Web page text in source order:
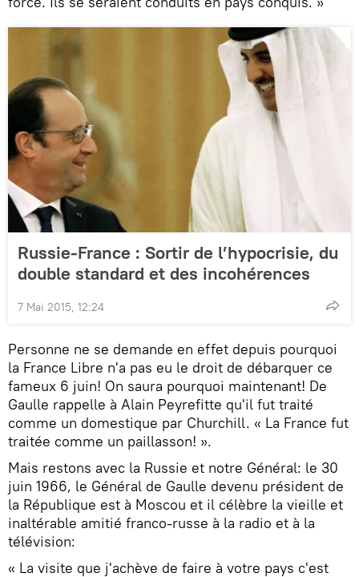
Russie-France : Sortir de l’hypocrisie, du
double standard et des incohérences
7 Mai 2015, 12:24
Personne ne se demande en effet depuis pourquoi
la France Libre n'a pas eu le droit de débarquer ce
fameux 6 juin! On saura pourquoi maintenant! De
Gaulle rappelle à Alain Peyrefitte qu'il fut traité
comme un domestique par Churchill. « La France fut
traitée comme un paillasson! ».
Mais restons avec la Russie et notre Général: le 30
juin 1966, le Général de Gaulle devenu président de
la République est à Moscou et il célèbre la vieille et
inaltérable amitié franco-russe à la radio et à la
télévision:
« La visite que j'achève de faire à votre pays c'est